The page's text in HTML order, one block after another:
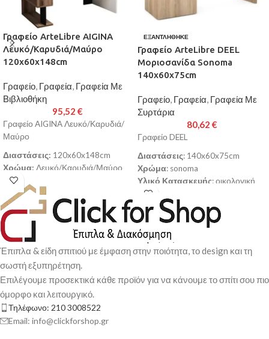
Γραφείο ArteLibre AIGINA
Λευκό/Καρυδιά/Μαύρο
120x60x148cm
Γραφείο, Γραφεία, Γραφεία Με
Βιβλιοθήκη
95,52 €
Γραφείο AIGINA Λευκό/Καρυδιά/
Μαύρο
Διαστάσεις: 120x60x148cm
Χρώμα: Λευκό/Καρυδιά/Μαύρο
Υλικό Κατασκευής:
Παράγεται σύμφωνα με τα
Ευρωπαϊκά πρότυπα ποιότητας
Ε1 που είναι ακίνδυνα για το
περιβάλλον και την υγεία και δεν
περιέχουν καρκινογόνους
παράγοντες.
Κατασκευασμένο από
μοριοσανίδα πάχους 18 mm.
Παράγεται με υλικά κατάλληλα για
το περιβάλλον και την υγεία των
παιδιών.
ΕΞΑΝΤΛΉΘΗΚΕ
Γραφείο ArteLibre DEEL
Μοριοσανίδα Sonoma
140x60x75cm
Γραφείο, Γραφεία, Γραφεία Με
Συρτάρια
80,62 €
Γραφείο DEEL
Διαστάσεις: 140x60x75cm
Χρώμα: sonoma
Υλικό Κατασκευής: οικολογική
μοριοσανίδα (E1 CLASS)
ευρωπαϊκής προέλευσης,
εξαιρετικής αντοχής,
επενδεδυμένη με μελαμίνη (MF
PB), πάχους 16mm
Τελειώματα: PVC, πάχους
Χαρακτηριστικά Υλικού: αντοχή
Έπιπλα & είδη σπιτιού με έμφαση στην ποιότητα, το design και τη
σωστή εξυπηρέτηση.
Επιλέγουμε προσεκτικά κάθε προϊόν για να κάνουμε το σπίτι σου πιο
όμορφο και λειτουργικό.
Τηλέφωνο: 210 3008522
Email: info@clickforshop.gr